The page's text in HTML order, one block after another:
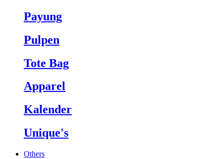
Payung
Pulpen
Tote Bag
Apparel
Kalender
Unique's
Others